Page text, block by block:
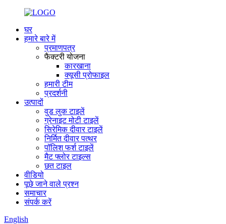
घर
हमारे बारे में
प्रमाणपत्र
फैक्टरी योजना
कारखाना
क्यूसी प्रोफाइल
हमारी टीम
प्रदर्शनी
उत्पादों
वुड लुक टाइलें
ग्रेनाइट मोटी टाइलें
सिरेमिक दीवार टाइलें
निर्मित दीवार पत्थर
पॉलिश फर्श टाइलें
मैट फ्लोर टाइल्स
छत टाइल
वीडियो
पूछे जाने वाले प्रश्न
समाचार
संपर्क करें
English